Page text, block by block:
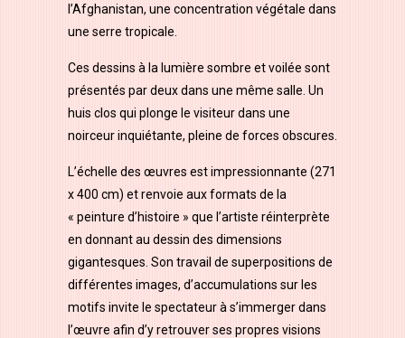
l’Afghanistan, une concentration végétale dans
une serre tropicale.
Ces dessins à la lumière sombre et voilée sont
présentés par deux dans une même salle. Un
huis clos qui plonge le visiteur dans une
noirceur inquiétante, pleine de forces obscures.
L’échelle des œuvres est impressionnante (271
x 400 cm) et renvoie aux formats de la
« peinture d’histoire » que l’artiste réinterprète
en donnant au dessin des dimensions
gigantesques. Son travail de superpositions de
différentes images, d’accumulations sur les
motifs invite le spectateur à s’immerger dans
l’œuvre afin d’y retrouver ses propres visions